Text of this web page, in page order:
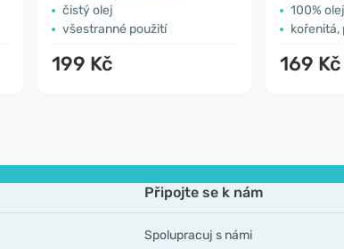
čistý olej
všestranné použití
199 Kč
100% olej
kořenitá,
169 Kč
Připojte se k nám
Spolupracuj s námi